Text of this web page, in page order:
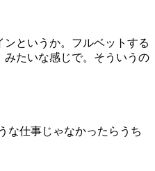
というか。フルベットする
たいな感じで。そういうの
な仕事じゃなかったらうち